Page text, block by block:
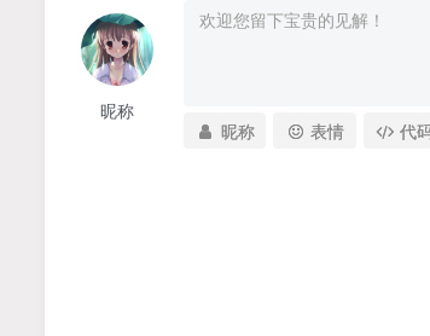
昵称
昵称 表情 代